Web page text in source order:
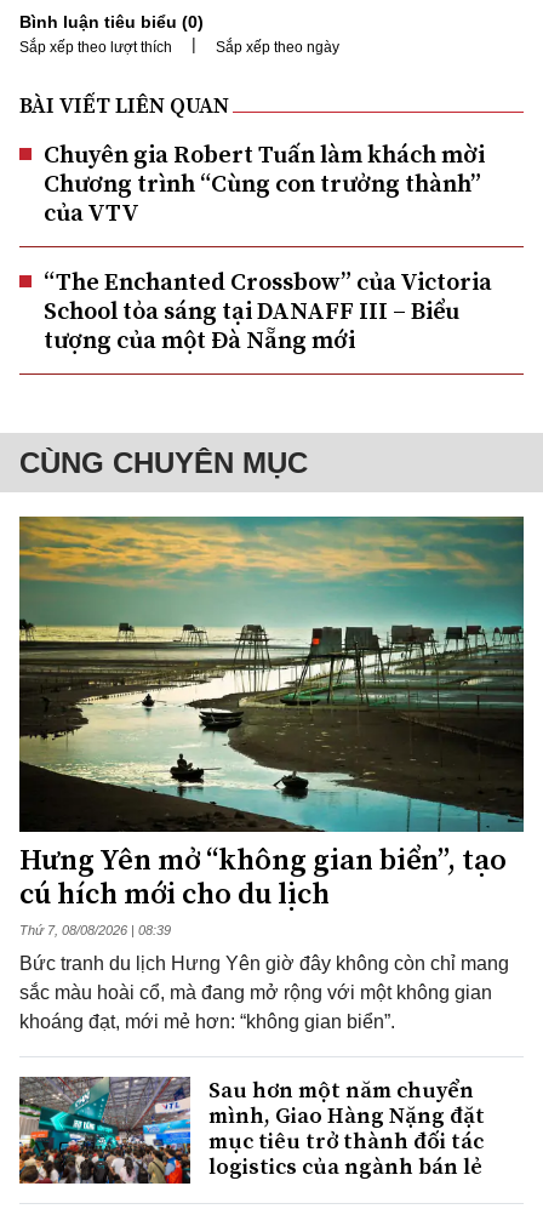
Bình luận tiêu biểu (0)
Sắp xếp theo lượt thích | Sắp xếp theo ngày
BÀI VIẾT LIÊN QUAN
Chuyên gia Robert Tuấn làm khách mời
Chương trình “Cùng con trưởng thành”
của VTV
“The Enchanted Crossbow” của Victoria
School tỏa sáng tại DANAFF III – Biểu
tượng của một Đà Nẵng mới
CÙNG CHUYÊN MỤC
Hưng Yên mở “không gian biển”, tạo
cú hích mới cho du lịch
Thứ 7, 08/08/2026 | 08:39
Bức tranh du lịch Hưng Yên giờ đây không còn chỉ mang
sắc màu hoài cổ, mà đang mở rộng với một không gian
khoáng đạt, mới mẻ hơn: “không gian biển”.
Sau hơn một năm chuyển
mình, Giao Hàng Nặng đặt
mục tiêu trở thành đối tác
logistics của ngành bán lẻ